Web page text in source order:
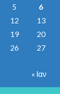
5 6
12 13
19 20
26 27
« Ιαν